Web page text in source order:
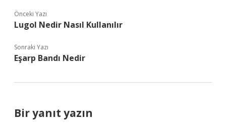
Önceki Yazı
Lugol Nedir Nasıl Kullanılır
Sonraki Yazı
Eşarp Bandı Nedir
Bir yanıt yazın